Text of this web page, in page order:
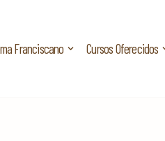
Franciscano Cursos Oferecidos